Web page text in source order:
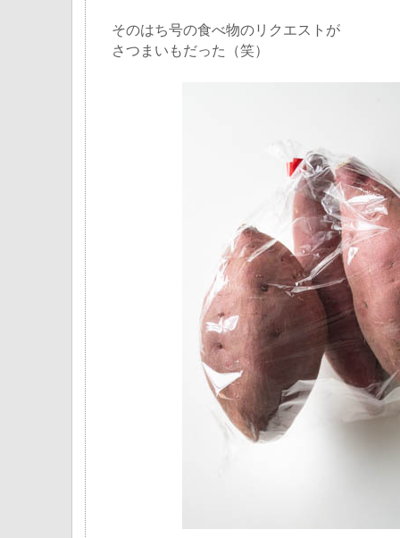
そのはち号の食べ物のリクエストが
さつまいもだった（笑）